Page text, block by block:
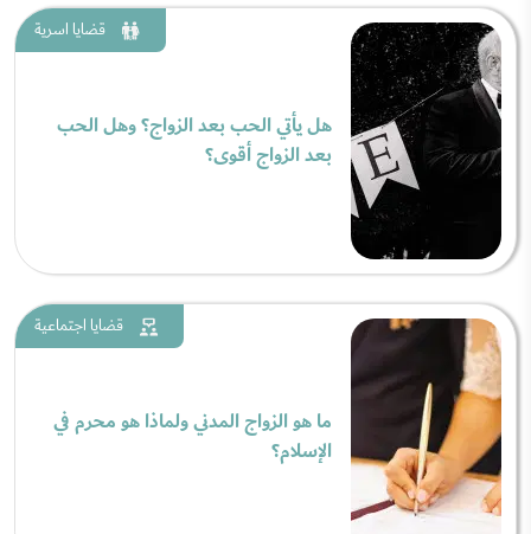
قضايا اسرية
هل يأتي الحب بعد الزواج؟ وهل الحب
بعد الزواج أقوى؟
قضايا اجتماعية
ما هو الزواج المدني ولماذا هو محرم في
الإسلام؟